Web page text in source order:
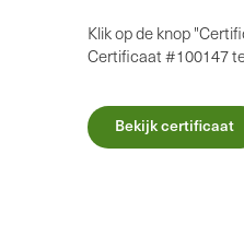
Klik op de knop
Certificaat #100147
Bekijk certificaat